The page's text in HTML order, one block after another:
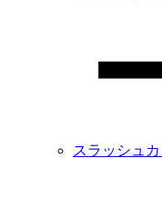
スラッシュ